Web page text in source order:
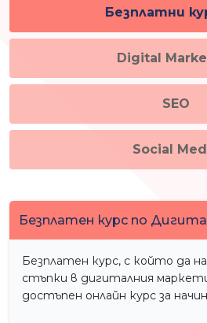
Безплатни
Digital
SEO
Social
Безплатен курс по
Безплатен курс, с който да
стъпки в дигиталния
достъпен онлайн курс за